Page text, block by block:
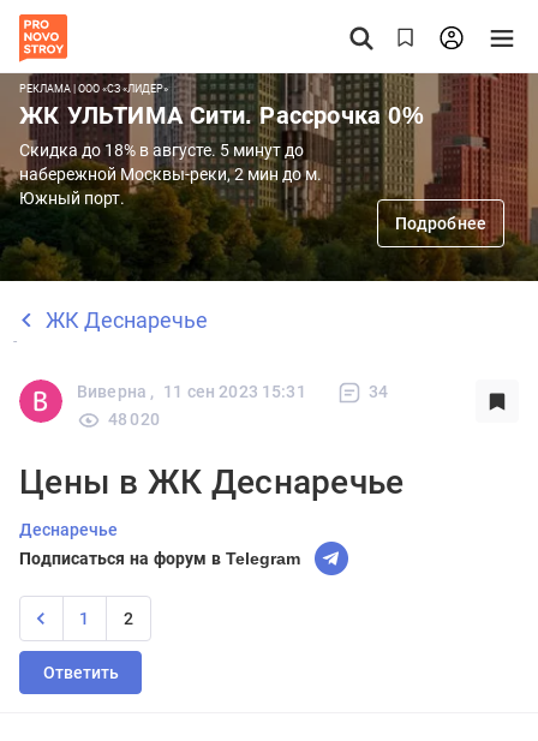
РЕКЛАМА | ООО «СЗ «ЛИДЕР»
ЖК УЛЬТИМА Сити. Рассрочка 0%
Скидка до 18% в августе. 5 минут до
набережной Москвы-реки, 2 мин до м.
Южный порт.
Подробнее
ЖК Деснаречье
Виверна , 11 сен 2023 15:31
34
48 020
Цены в ЖК Деснаречье
Деснаречье
Подписаться на форум в Telegram
1 2
Ответить